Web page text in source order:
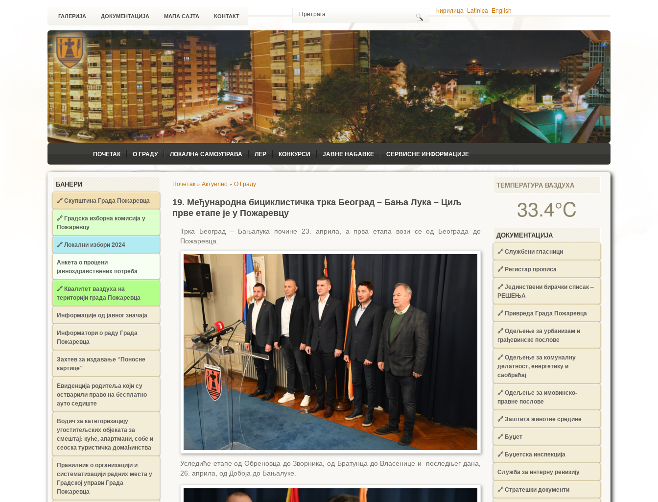
ГАЛЕРИЈА ДОКУМЕНТАЦИЈА МАПА САЈТА КОНТАКТ
ћирилица Latinica English
ПОЧЕТАК О ГРАДУ ЛОКАЛНА САМОУПРАВА ЛЕР КОНКУРСИ ЈАВНЕ НАБАВКЕ СЕРВИСНЕ ИНФОРМАЦИЈЕ
БАНЕРИ
🔗 Скупштина Града Пожаревца
🔗Градска изборна комисија у
Пожаревцу
🔗 Локални избори 2024
Анкета о процени
јавноздравствених потреба
🔗 Квалитет ваздуха на
територији града Пожаревца
Информације од јавног значаја
Информатори о раду Града
Пожаревца
Захтев за издавање “Поносне
картице”
Евиденција родитеља који су
остварили право на бесплатно
ауто седиште
Водич за категоризацију
угоститељских објеката за
смештај: куће, апартмани, собе и
сеоска туристичка домаћинства
Правилник о организацији и
систематизацији радних места у
Градској управи Града
Пожаревца
Почетак » Актуелно » О Граду
19. Међународна бициклистичка трка Београд – Бања Лука – Циљ
прве етапе је у Пожаревцу
Трка Београд – Бањалука почине 23. априла, а прва етапа вози се од Београда до
Пожаревца.
Уследиће етапе од Обреновца до Зворника, од Братунца до Власенице и последњег дана,
26. априла, од Добоја до Бањалуке.
ТЕМПЕРАТУРА ВАЗДУХА
33.4°C
ДОКУМЕНТАЦИЈА
🔗Службени гласници
🔗Регистар прописа
🔗Јединствени бирачки списак –
РЕШЕЊА
🔗Привреда Града Пожаревца
🔗Одељење за урбанизам и
грађевинске послове
🔗Одељење за комуналну
делатност, енергетику и
саобраћај
🔗Одељење за имовинско-
правне послове
🔗Заштита животне средине
🔗Буџет
🔗Буџетска инспекција
Служба за интерну ревизију
🔗Стратешки документи